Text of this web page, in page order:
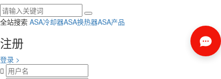
全站搜索 ASA冷却器ASA换热器ASA产品
注册
登录 >
